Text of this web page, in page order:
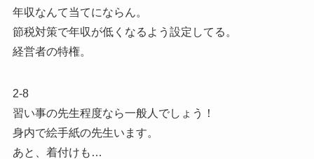
年収なんて当てにならん。
節税対策で年収が低くなるよう設定してる。
経営者の特権。
2-8
習い事の先生程度なら一般人でしょう！
身内で絵手紙の先生います。
あと、着付けも…